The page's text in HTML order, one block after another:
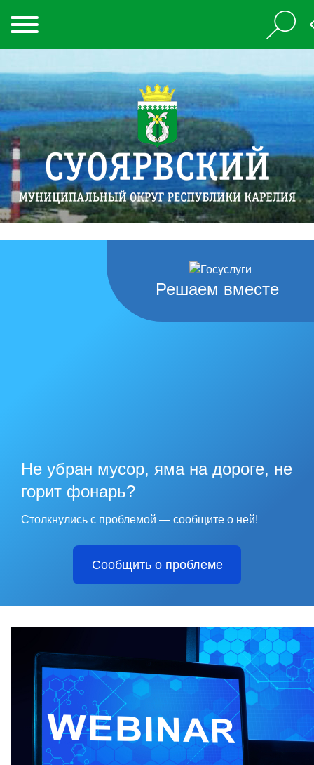
Решаем вместе
Не убран мусор, яма на дороге, не
горит фонарь?
Столкнулись с проблемой — сообщите о ней!
Сообщить о проблеме